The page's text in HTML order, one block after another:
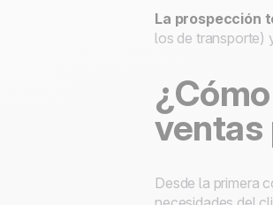
La prospección
los de transporte)
ventas
Desde la primera